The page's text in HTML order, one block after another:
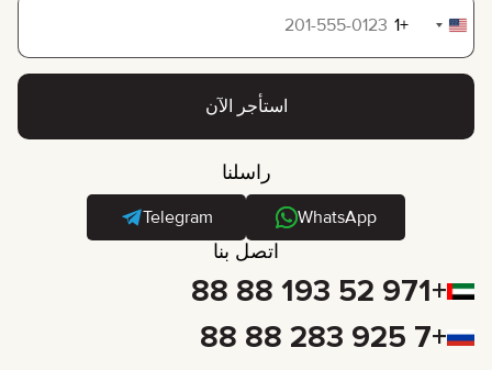
United
States
+1
استأجر الآن
راسلنا
WhatsApp
Telegram
اتصل بنا
+971 52 193 88 88
+7 925 283 88 88